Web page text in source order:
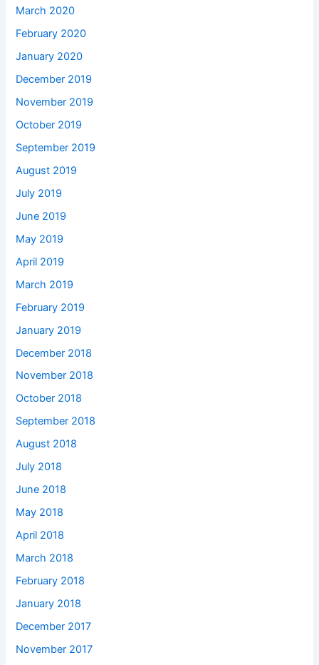
March 2020
February 2020
January 2020
December 2019
November 2019
October 2019
September 2019
August 2019
July 2019
June 2019
May 2019
April 2019
March 2019
February 2019
January 2019
December 2018
November 2018
October 2018
September 2018
August 2018
July 2018
June 2018
May 2018
April 2018
March 2018
February 2018
January 2018
December 2017
November 2017